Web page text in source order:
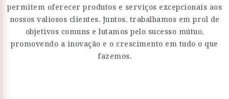
permitem oferecer produtos e serviços excepcionais aos
nossos valiosos clientes. Juntos, trabalhamos em prol de
objetivos comuns e lutamos pelo sucesso mútuo,
promovendo a inovação e o crescimento em tudo o que
fazemos.